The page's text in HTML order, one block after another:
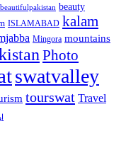
beautifulpakistan beauty
ISLAMABAD kalam
Mingora mountains
Photo
swatvalley
tourswat Travel